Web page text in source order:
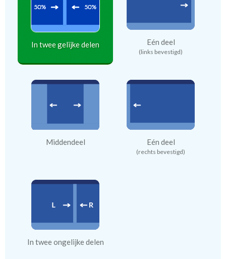
In twee gelijke delen Eén deel
(links bevestigd)
Middendeel Eén deel
(rechts bevestigd)
In twee ongelijke delen